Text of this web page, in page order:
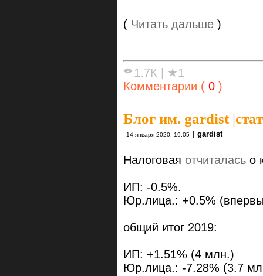
( Читать дальше )
1.7К
★1
Комментарии ( 0 )
Блог им. gardist|
14 января 2020, 19:05 gardist
Налоговая отчиталась о
ИП: -0.5%.
Юр.лица.: +0.5%
общий итог 2019:
ИП: +1.51% (4 млн.)
Юр.лица.: -7.28% (3.7